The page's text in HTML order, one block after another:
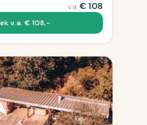
v.a.€ 108
v.a. € 108,-